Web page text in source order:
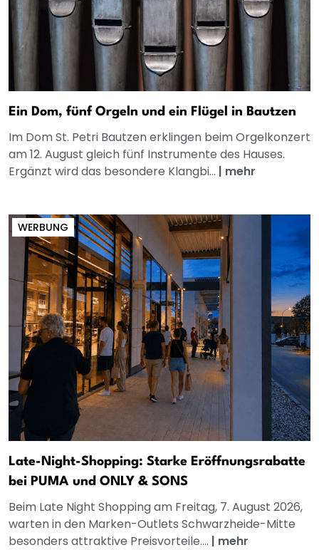
Ein Dom, fünf Orgeln und ein Flügel in Bautzen
Im Dom St. Petri Bautzen erklingen beim Orgelkonzert
am 12. August gleich fünf Instrumente des Hauses.
Ergänzt wird das besondere Klangbi... | mehr
WERBUNG
Late-Night-Shopping: Starke Eröffnungsrabatte
bei PUMA und ONLY & SONS
Beim Late Night Shopping am Freitag, 7. August 2026,
warten in den Marken-Outlets Schwarzheide-Mitte
besonders attraktive Preisvorteile.... | mehr